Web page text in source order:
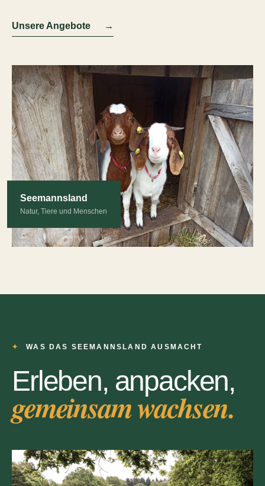
Unsere Angebote →
Seemannsland
Natur, Tiere und Menschen
WAS DAS SEEMANNSLAND AUSMACHT
Erleben, anpacken,
gemeinsam wachsen.